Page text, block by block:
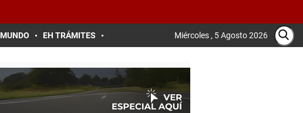
MUNDO EH TRÁMITES Miércoles , 5 Agosto 2026